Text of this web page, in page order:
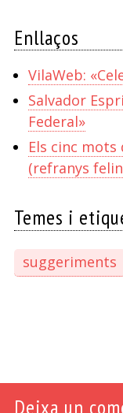
Enllaços
VilaWeb:
Salvador
Federal»
Els cinc mots
(refranys
Temes i
suggeriments
Deixa un